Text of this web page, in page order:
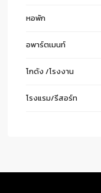
หอพัก
อพาร์ตเมนท์
โกดัง /โรงงาน
โรงแรม/รีสอร์ท